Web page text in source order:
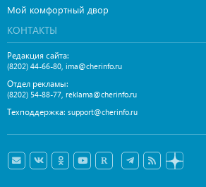
Мой комфортный двор
КОНТАКТЫ
Редакция сайта:
(8202) 44-66-80 ima@cherinfo.ru
Отдел рекламы:
(8202) 54-88-77 reklama@cherinfo.ru
Техподдержка: support@cherinfo.ru